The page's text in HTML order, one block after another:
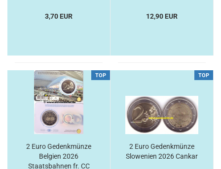
3,70 EUR 12,90 EUR
TOP
2 Euro Gedenkmünze
Belgien 2026
Staatsbahnen fr. CC
TOP
2 Euro Gedenkmünze
Slowenien 2026 Cankar